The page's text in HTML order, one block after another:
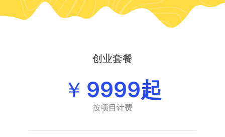
创业套餐
￥ 9999起
按项目计费